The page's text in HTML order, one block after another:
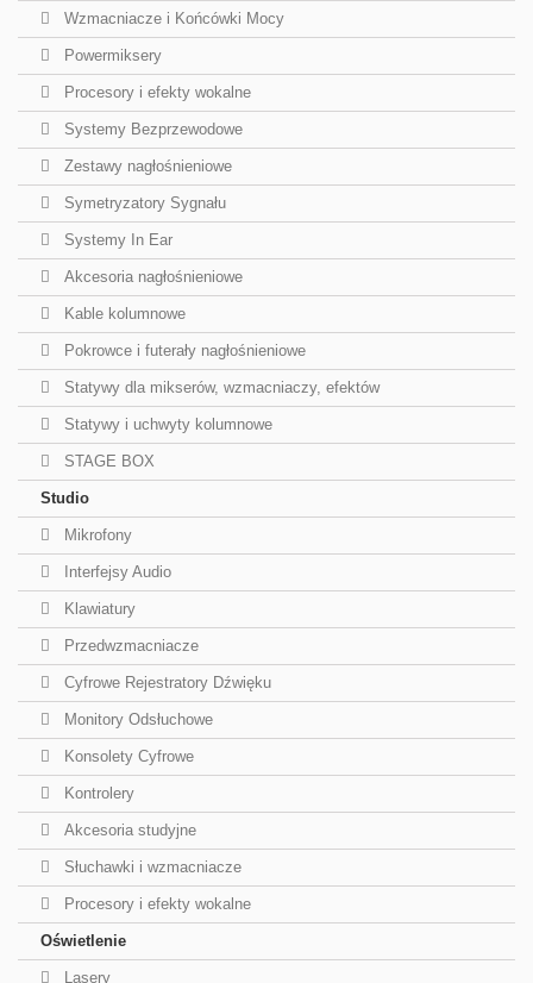
Wzmacniacze i Końcówki Mocy
Powermiksery
Procesory i efekty wokalne
Systemy Bezprzewodowe
Zestawy nagłośnieniowe
Symetryzatory Sygnału
Systemy In Ear
Akcesoria nagłośnieniowe
Kable kolumnowe
Pokrowce i futerały nagłośnieniowe
Statywy dla mikserów, wzmacniaczy, efektów
Statywy i uchwyty kolumnowe
STAGE BOX
Studio
Mikrofony
Interfejsy Audio
Klawiatury
Przedwzmacniacze
Cyfrowe Rejestratory Dźwięku
Monitory Odsłuchowe
Konsolety Cyfrowe
Kontrolery
Akcesoria studyjne
Słuchawki i wzmacniacze
Procesory i efekty wokalne
Oświetlenie
Lasery